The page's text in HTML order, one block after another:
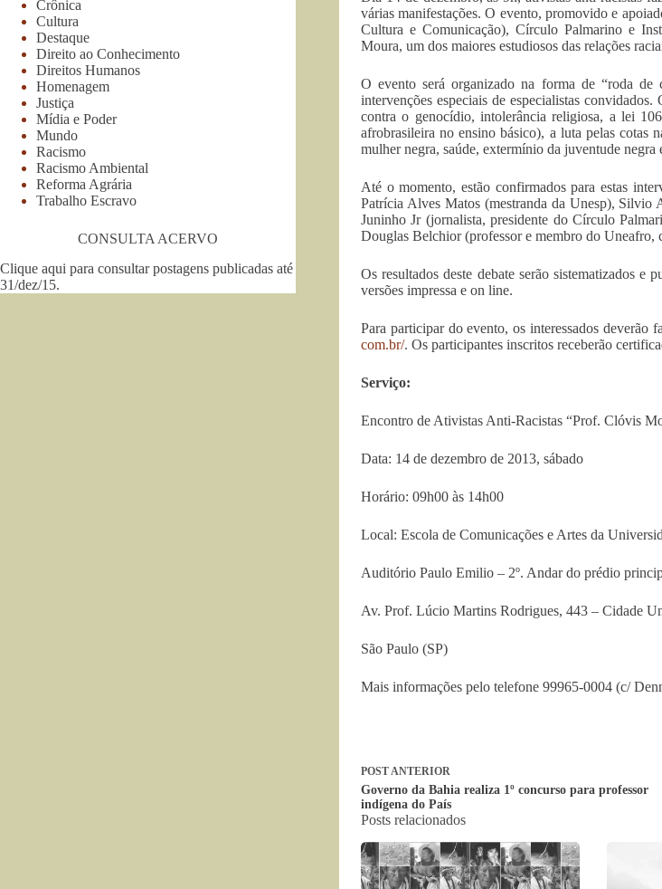
várias manifestações. O evento, promovido e
Cultura e Comunicação), Círculo Palmarino e
Moura, um dos maiores estudiosos das relações
O evento será organizado na forma de “roda de
intervenções especiais de especialistas
contra o genocídio, intolerância religiosa, a lei
afrobrasileira no ensino básico), a luta pelas cotas
mulher negra, saúde, extermínio da juventude negra
Até o momento, estão confirmados para estas
Patrícia Alves Matos (mestranda da Unesp),
Juninho Jr (jornalista, presidente do Círculo
Douglas Belchior (professor e membro do Uneafro,
Os resultados deste debate serão sistematizados
versões impressa e on line.
Para participar do evento, os interessados deverão
com.br/. Os participantes inscritos receberão
Serviço:
Encontro de Ativistas Anti-Racistas “Prof. Clóvis
Data: 14 de dezembro de 2013, sábado
Horário: 09h00 às 14h00
Local: Escola de Comunicações e Artes da
Auditório Paulo Emilio – 2º. Andar do prédio
Av. Prof. Lúcio Martins Rodrigues, 443 – Cidade
São Paulo (SP)
Mais informações pelo telefone 99965-0004 (c/
POSTANTERIOR
Governo da Bahia realiza 1º concurso para professor
indígena do País
Posts relacionados
Crônica
Cultura
Destaque
Direito ao Conhecimento
Direitos Humanos
Homenagem
Justiça
Mídia e Poder
Mundo
Racismo
Racismo Ambiental
Reforma Agrária
Trabalho Escravo
CONSULTA ACERVO
Clique aqui para consultar postagens publicadas até
31/dez/15.